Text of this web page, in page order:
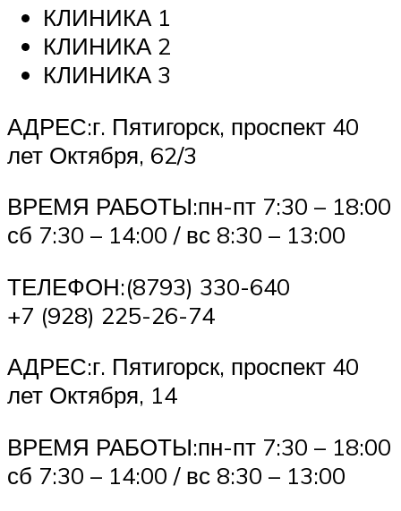
КЛИНИКА 1
КЛИНИКА 2
КЛИНИКА 3
АДРЕС:г. Пятигорск, проспект 40
лет Октября, 62/3
ВРЕМЯ РАБОТЫ:пн-пт 7:30 – 18:00
сб 7:30 – 14:00 / вс 8:30 – 13:00
ТЕЛЕФОН:(8793) 330-640
+7 (928) 225-26-74
АДРЕС:г. Пятигорск, проспект 40
лет Октября, 14
ВРЕМЯ РАБОТЫ:пн-пт 7:30 – 18:00
сб 7:30 – 14:00 / вс 8:30 – 13:00